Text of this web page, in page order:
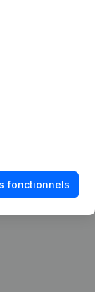
fonctionnels